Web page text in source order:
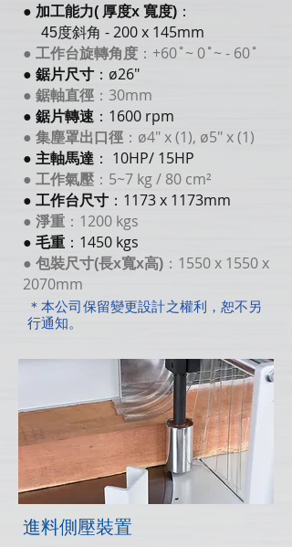
● 加工能力( 厚度x 寬度) ：
45度斜角 - 200 x 145mm
● 工作台旋轉角度 ：+60˚~ 0˚~ - 60˚
● 鋸片尺寸 ：ø26"
● 鋸軸直徑 ：30mm
● 鋸片轉速 ：1600 rpm
● 集塵罩出口徑 ：ø4" x (1), ø5" x (1)
● 主軸馬達 ： 10HP/ 15HP
● 工作氣壓 ：5~7 kg / 80 cm²
● 工作台尺寸 ：1173 x 1173mm
● 淨重 ：1200 kgs
● 毛重 ：1450 kgs
● 包裝尺寸(長x寬x高) ：1550 x 1550 x
2070mm
＊本公司保留變更設計之權利，恕不另
行通知。
進料側壓裝置